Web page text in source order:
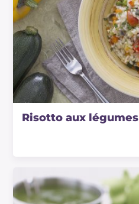
Risotto aux légumes